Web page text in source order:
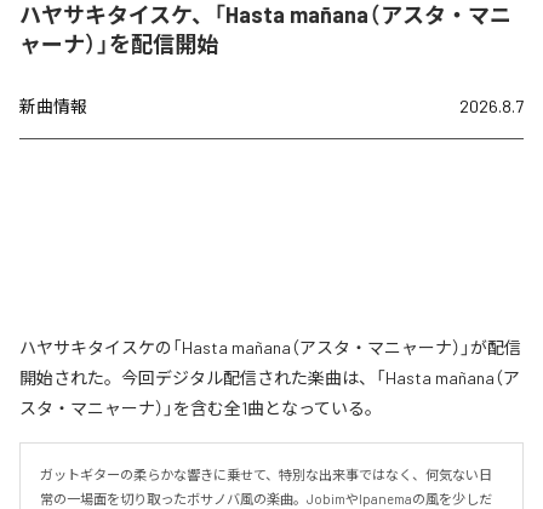
ハヤサキタイスケ、「Hasta mañana（アスタ・マニ
ャーナ）」を配信開始
新曲情報 2026.8.7
ハヤサキタイスケの「Hasta mañana（アスタ・マニャーナ）」が配信
開始された。今回デジタル配信された楽曲は、「Hasta mañana（ア
スタ・マニャーナ）」を含む全1曲となっている。
ガットギターの柔らかな響きに乗せて、特別な出来事ではなく、何気ない日
常の一場面を切り取ったボサノバ風の楽曲。JobimやIpanemaの風を少しだ